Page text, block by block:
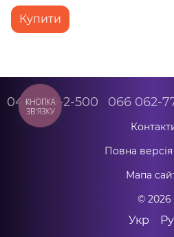
Купити
044 500-2-500 066 062-
Повна
Мапа
© 2026
Укр
КНОПКА
ЗВ'ЯЗКУ